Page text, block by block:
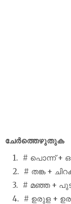
ചേർത്തെഴുതുക
# പൊന്ന് +
# തങ്ക +
# മഞ്ഞ +
# ഉരുള +